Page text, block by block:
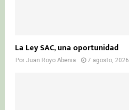
La Ley SAC, una oportunidad
Por Juan Royo Abenia 7 agosto, 2026